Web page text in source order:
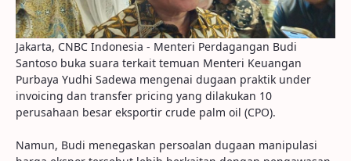
Jakarta, CNBC Indonesia - Menteri Perdagangan Budi
Santoso buka suara terkait temuan Menteri Keuangan
Purbaya Yudhi Sadewa mengenai dugaan praktik under
invoicing dan transfer pricing yang dilakukan 10
perusahaan besar eksportir crude palm oil (CPO).
Namun, Budi menegaskan persoalan dugaan manipulasi